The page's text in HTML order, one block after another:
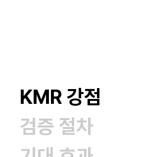
KMR 강점
검증 절차